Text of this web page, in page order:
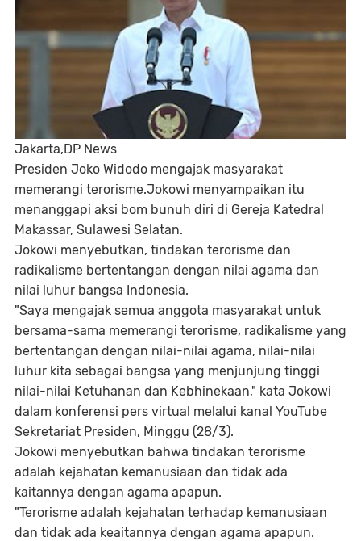
Jakarta,DP News
Presiden Joko Widodo mengajak masyarakat
memerangi terorisme.Jokowi menyampaikan itu
menanggapi aksi bom bunuh diri di Gereja Katedral
Makassar, Sulawesi Selatan.
Jokowi menyebutkan, tindakan terorisme dan
radikalisme bertentangan dengan nilai agama dan
nilai luhur bangsa Indonesia.
"Saya mengajak semua anggota masyarakat untuk
bersama-sama memerangi terorisme, radikalisme yang
bertentangan dengan nilai-nilai agama, nilai-nilai
luhur kita sebagai bangsa yang menjunjung tinggi
nilai-nilai Ketuhanan dan Kebhinekaan," kata Jokowi
dalam konferensi pers virtual melalui kanal YouTube
Sekretariat Presiden, Minggu (28/3).
Jokowi menyebutkan bahwa tindakan terorisme
adalah kejahatan kemanusiaan dan tidak ada
kaitannya dengan agama apapun.
"Terorisme adalah kejahatan terhadap kemanusiaan
dan tidak ada keaitannya dengan agama apapun.